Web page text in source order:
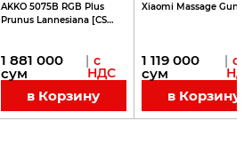
AKKO 5075B RGB Plus
Prunus Lannesiana [CS
1 881 000
сум
| с
НДС
в Корзину
Xiaomi Massage Gun
1 119 000
сум
| с
в Корзину